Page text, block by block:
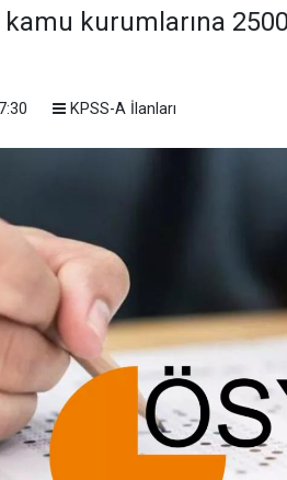
kamu kurumlarına
KPSS-A İlanları